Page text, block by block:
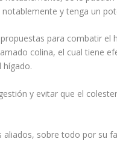
y tenga un
para combatir el
colina, el cual tiene
hígado.
y evitar que el
sobre todo por su